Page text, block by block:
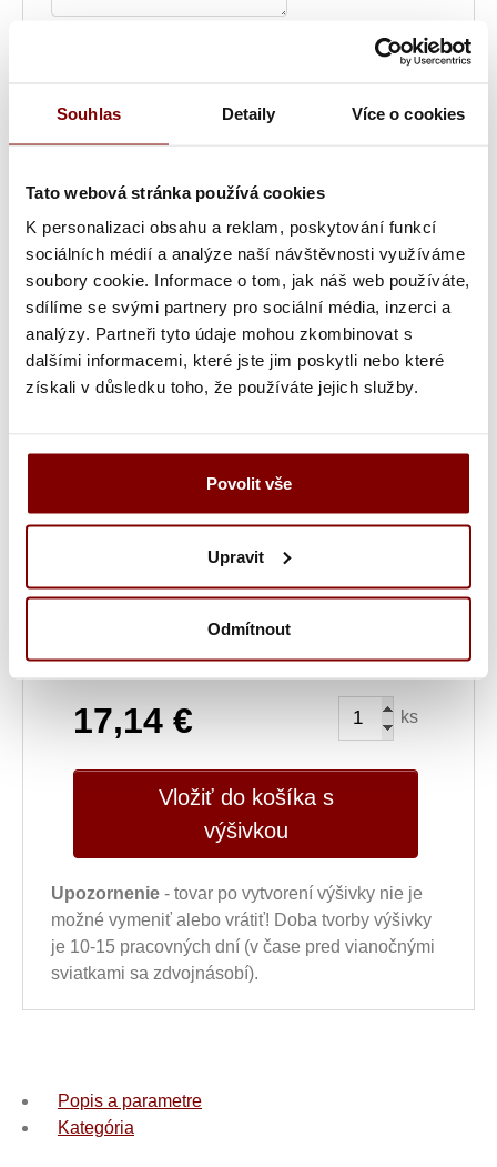
Souhlas Detaily Více o cookies
Tato webová stránka používá cookies
K personalizaci obsahu a reklam, poskytování funkcí
sociálních médií a analýze naší návštěvnosti využíváme
soubory cookie. Informace o tom, jak náš web používáte,
sdílíme se svými partnery pro sociální média, inzerci a
analýzy. Partneři tyto údaje mohou zkombinovat s
dalšími informacemi, které jste jim poskytli nebo které
získali v důsledku toho, že používáte jejich služby.
Povolit vše
Upravit
Odmítnout
Pokud
toto políčko pro vás neplatí.
nechali vyšívat a chcete jej znovu vyšít z loga,
Vyšití textu + 5.10€Maximálně dvouřádkové
vyšití jména, přezdívky nebo pracovní pozice.
Grafická úprava a vyšitie (logo + text) +
34.69€Ak ste u nás už logo vyšívali, máme ho
uložené a toto políčko pre vás neplatí. Maximálne
Vyšitie loga a textu (bez grafickej úpravy) +
chcete ho znovu vyšiť z loga, ktoré už máme u
17,14 € ks
Vložiť do košíka s
výšivkou
Upozornenie - tovar po vytvorení výšivky nie je
možné vymeniť alebo vrátiť! Doba tvorby výšivky
je 10-15 pracovných dní (v čase pred vianočnými
sviatkami sa zdvojnásobí).
Popis a parametre
Kategória